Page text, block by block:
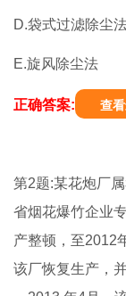
D.袋式过滤除尘
E.旋风除尘法
正确答案: 查
第2题:某花炮厂
省烟花爆竹企业
产整顿，至2012
该厂恢复生产，